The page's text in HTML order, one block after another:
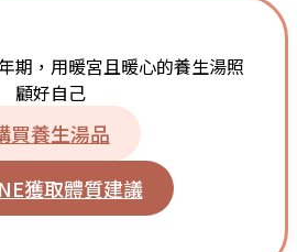
期，用暖宮且暖心的養生湯照
顧好自己
買養生湯品
獲取體質建議